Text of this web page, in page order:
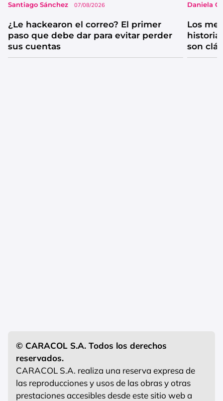
Santiago Sánchez 07/08/2026
¿Le hackearon el correo? El primer
paso que debe dar para evitar perder
sus cuentas
Daniela
Los
historia
son
© CARACOL S.A. Todos los derechos
reservados.
CARACOL S.A. realiza una reserva expresa de
las reproducciones y usos de las obras y otras
prestaciones accesibles desde este sitio web a